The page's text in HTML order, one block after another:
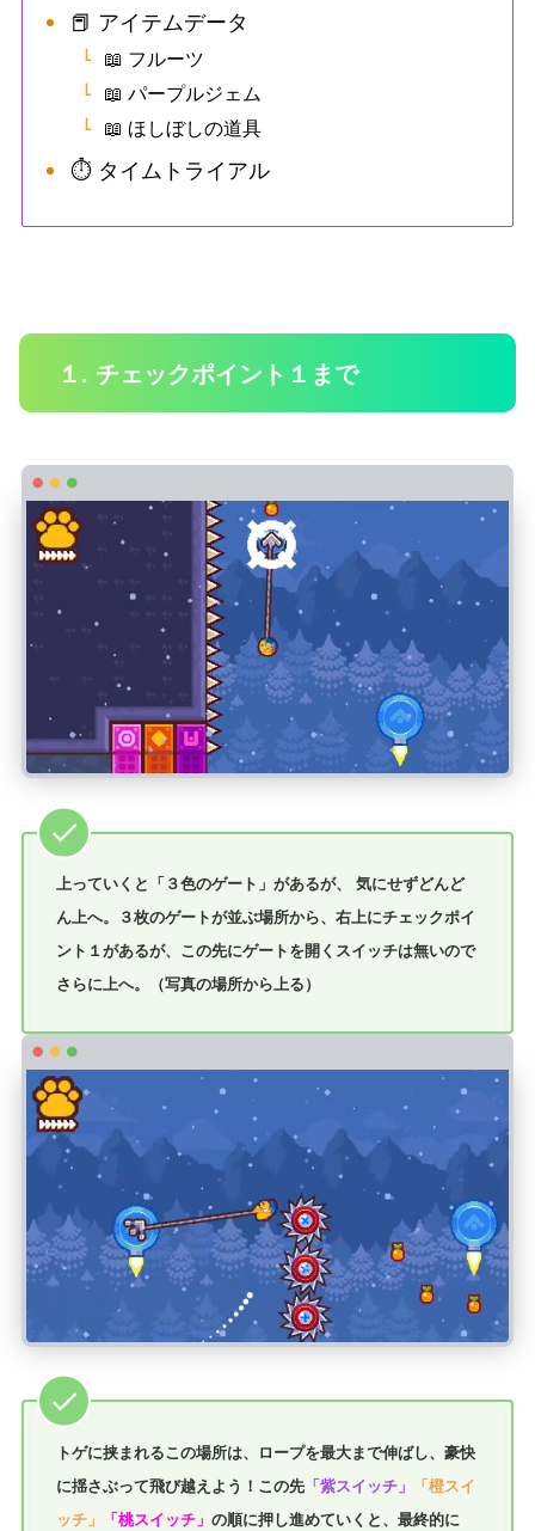
📕 アイテムデータ
📖 フルーツ
📖 パープルジェム
📖 ほしぼしの道具
⏱ タイムトライアル
１. チェックポイント１まで
上っていくと「３色のゲート」があるが、 気にせずどんど
ん上へ。３枚のゲートが並ぶ場所から、右上にチェックポイ
ント１があるが、この先にゲートを開くスイッチは無いので
さらに上へ。（写真の場所から上る）
トゲに挟まれるこの場所は、ロープを最大まで伸ばし、豪快
に揺さぶって飛び越えよう！この先「紫スイッチ」
「橙スイ
ッチ」
「桃スイッチ」 の順に押し進めていくと、最終的に